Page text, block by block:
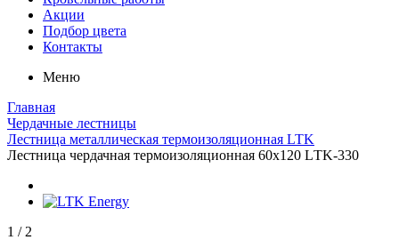
Акции
Подбор цвета
Контакты
Меню
Главная
Чердачные лестницы
Лестница металлическая термоизоляционная LTK
Лестница чердачная термоизоляционная 60х120 LТK-330
1 / 2